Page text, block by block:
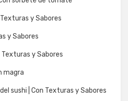
y Sabores
y Sabores
Texturas y Sabores
magra
sushi | Con Texturas y Sabores